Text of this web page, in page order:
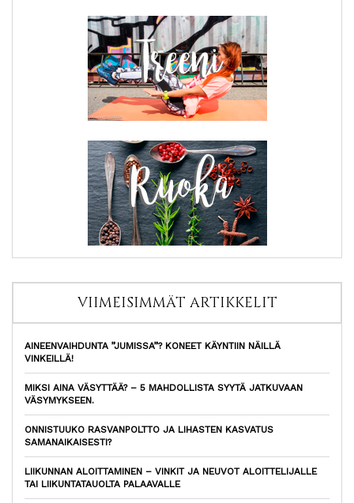
VIIMEISIMMÄT ARTIKKELIT
AINEENVAIHDUNTA ”JUMISSA”? KONEET KÄYNTIIN NÄILLÄ
VINKEILLÄ!
MIKSI AINA VÄSYTTÄÄ? – 5 MAHDOLLISTA SYYTÄ JATKUVAAN
VÄSYMYKSEEN.
ONNISTUUKO RASVANPOLTTO JA LIHASTEN KASVATUS
SAMANAIKAISESTI?
LIIKUNNAN ALOITTAMINEN – VINKIT JA NEUVOT ALOITTELIJALLE
TAI LIIKUNTATAUOLTA PALAAVALLE